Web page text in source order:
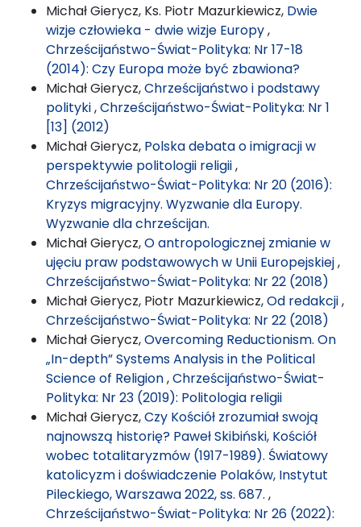
Michał Gierycz, Ks. Piotr Mazurkiewicz, Dwie
wizje człowieka - dwie wizje Europy,
Chrześcijaństwo-Świat-Polityka: Nr 17-18
(2014): Czy Europa może być zbawiona?
Michał Gierycz,Chrześcijaństwo i podstawy
polityki,Chrześcijaństwo-Świat-Polityka: Nr 1
[13] (2012)
Michał Gierycz, Polska debata o imigracji w
perspektywie politologii religii,
Chrześcijaństwo-Świat-Polityka: Nr 20 (2016):
Kryzys migracyjny. Wyzwanie dla Europy.
Wyzwanie dla chrześcijan.
Michał Gierycz,O antropologicznej zmianie w
ujęciu praw podstawowych w Unii Europejskiej,
Chrześcijaństwo-Świat-Polityka: Nr 22 (2018)
Michał Gierycz, Piotr Mazurkiewicz,Od redakcji,
Chrześcijaństwo-Świat-Polityka: Nr 22 (2018)
Michał Gierycz,Overcoming Reductionism. On
„In-depth” Systems Analysis in the Political
Science of Religion,Chrześcijaństwo-Świat-
Polityka: Nr 23 (2019): Politologia religii
Michał Gierycz,Czy Kościół zrozumiał swoją
najnowszą historię? Paweł Skibiński, Kościół
wobec totalitaryzmów (1917-1989). Światowy
katolicyzm i doświadczenie Polaków, Instytut
Pileckiego, Warszawa 2022, ss. 687. ,
Chrześcijaństwo-Świat-Polityka: Nr 26 (2022):